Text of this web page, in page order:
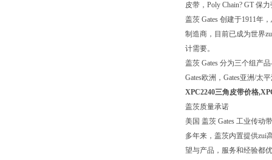
皮带，Poly Chain? GT 保
盖茨 Gates 创建于1911年
制造商，目前已成为世界
计需要。
盖茨 Gates 分为三个组产
Gates欧洲，Gates亚洲/太
XPC2240三角皮带价格
盖茨质量承诺
美国 盖茨 Gates 工业传动
多年来，盖茨内置提供zui
望与产品，服务和经验都